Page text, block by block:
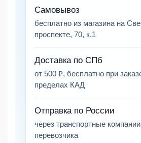
Самовывоз
бесплатно из магазина на
проспекте, 70, к.1
Доставка по СПб
от 500 ₽, бесплатно при
пределах КАД
Отправка по России
через транспортные
перевозчика